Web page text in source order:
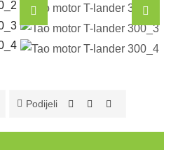
Podijeli